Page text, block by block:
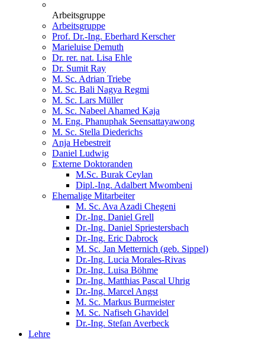
Arbeitsgruppe
Arbeitsgruppe
Prof. Dr.-Ing. Eberhard Kerscher
Marieluise Demuth
Dr. rer. nat. Lisa Ehle
Dr. Sumit Ray
M. Sc. Adrian Triebe
M. Sc. Bali Nagya Regmi
M. Sc. Lars Müller
M. Sc. Nabeel Ahamed Kaja
M. Eng. Phanuphak Seensattayawong
M. Sc. Stella Diederichs
Anja Hebestreit
Daniel Ludwig
Externe Doktoranden
M.Sc. Burak Ceylan
Dipl.-Ing. Adalbert Mwombeni
Ehemalige Mitarbeiter
M. Sc. Ava Azadi Chegeni
Dr.-Ing. Daniel Grell
Dr.-Ing. Daniel Spriestersbach
Dr.-Ing. Eric Dabrock
M. Sc. Jan Metternich (geb. Sippel)
Dr.-Ing. Lucia Morales-Rivas
Dr.-Ing. Luisa Böhme
Dr.-Ing. Matthias Pascal Uhrig
Dr.-Ing. Marcel Angst
M. Sc. Markus Burmeister
M. Sc. Nafiseh Ghavidel
Dr.-Ing. Stefan Averbeck
Lehre